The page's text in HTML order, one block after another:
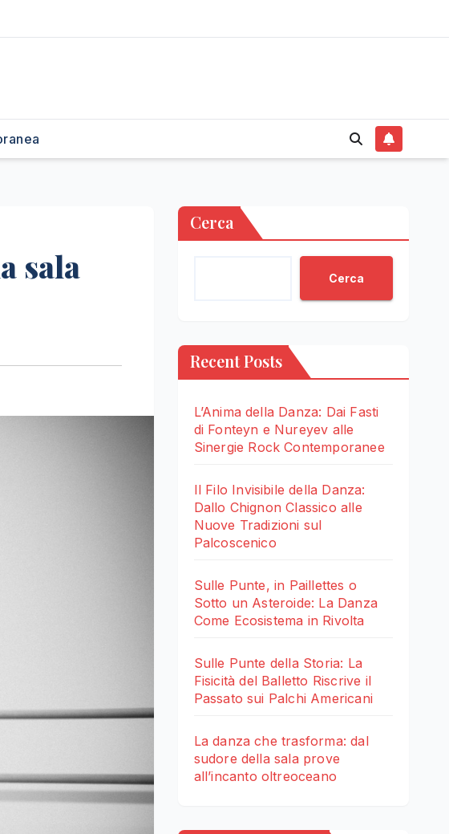
sala
Cerca
Cerca
Recent Posts
L’Anima della Danza: Dai Fasti
di Fonteyn e Nureyev alle
Sinergie Rock Contemporanee
Il Filo Invisibile della Danza:
Dallo Chignon Classico alle
Nuove Tradizioni sul
Palcoscenico
Sulle Punte, in Paillettes o
Sotto un Asteroide: La Danza
Come Ecosistema in Rivolta
Sulle Punte della Storia: La
Fisicità del Balletto Riscrive il
Passato sui Palchi Americani
La danza che trasforma: dal
sudore della sala prove
all’incanto oltreoceano